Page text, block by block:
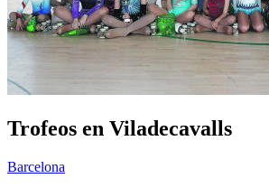
Trofeos en Viladecavalls
Barcelona